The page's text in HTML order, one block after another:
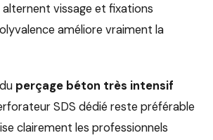
alternent vissage et fixations
améliore vraiment la
perçage béton très intensif
SDS dédié reste préférable
clairement les professionnels